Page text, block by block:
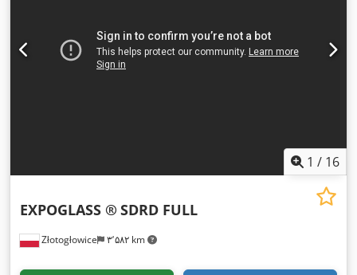
1 / 16
Złotogłowice ۳٬۵۸۲ km
EXPOGLASS ® SDRD FULL